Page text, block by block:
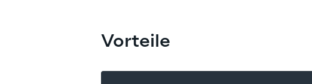
Vorteile